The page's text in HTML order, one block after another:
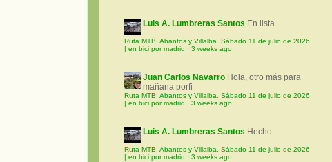
Luis A. Lumbreras Santos En lista
Ruta MTB: Abantos y Villalba. Sábado 11 de julio de 2026
| en bici por madrid · 3 weeks ago
Juan Carlos Navarro Hola, otro más para
mañana porfi
Ruta MTB: Abantos y Villalba. Sábado 11 de julio de 2026
| en bici por madrid · 3 weeks ago
Luis A. Lumbreras Santos Hecho
Ruta MTB: Abantos y Villalba. Sábado 11 de julio de 2026
| en bici por madrid · 3 weeks ago